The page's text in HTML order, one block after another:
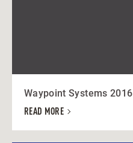
Waypoint Systems 2016
READ MORE